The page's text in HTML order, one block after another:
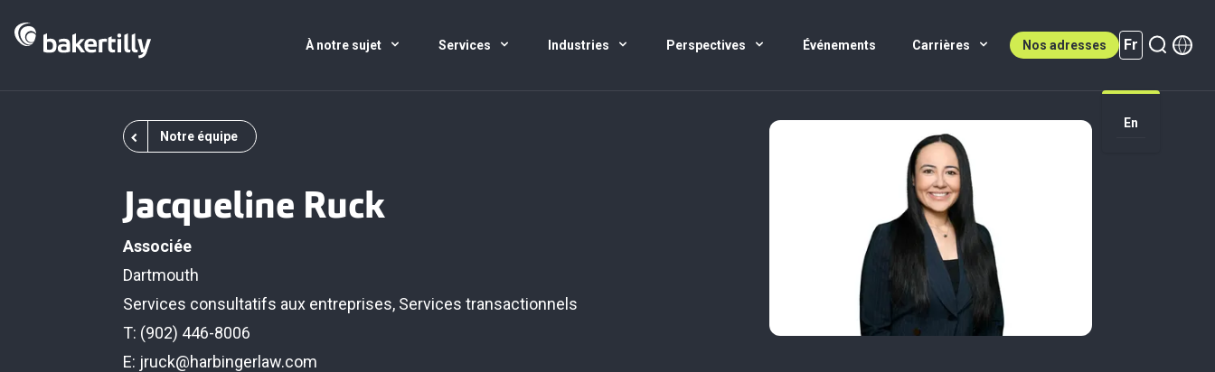
À notre sujet Services Industries Perspectives Événements Carrières Nos adresses Fr
En
Notre équipe
Jacqueline Ruck
Associée
Dartmouth
Services consultatifs aux entreprises, Services transactionnels
T: (902) 446-8006
E: jruck@harbingerlaw.com